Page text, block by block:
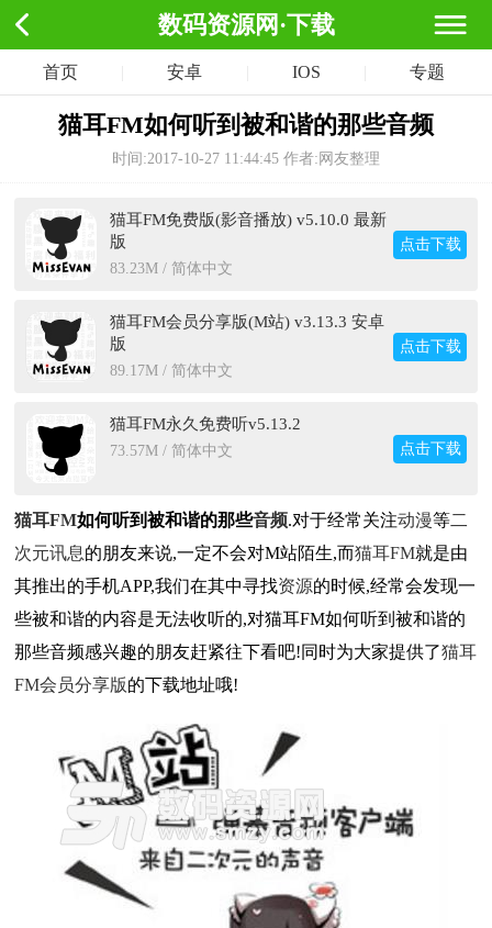
数码资源网·下载
首页 安卓 IOS 专题
猫耳FM如何听到被和谐的那些音频
时间:2017-10-27 11:44:45 作者:网友整理
猫耳FM免费版(影音播放) v5.10.0 最新
版
83.23M / 简体中文
点击下载
猫耳FM会员分享版(M站) v3.13.3 安卓
版
89.17M / 简体中文
点击下载
猫耳FM永久免费听v5.13.2
73.57M / 简体中文 点击下载
猫耳FM如何听到被和谐的那些音频.对于经常关注动漫等二
次元讯息的朋友来说,一定不会对M站陌生,而猫耳FM就是由
其推出的手机APP,我们在其中寻找资源的时候,经常会发现一
些被和谐的内容是无法收听的,对猫耳FM如何听到被和谐的
那些音频感兴趣的朋友赶紧往下看吧!同时为大家提供了猫耳
FM会员分享版的下载地址哦!